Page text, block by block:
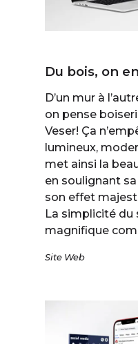
Du bois, on
D’un mur à
on pense
Veser! Ça
lumineux,
met ainsi la
en soulignant
son effet
La simplicité du
magnifique
Site Web